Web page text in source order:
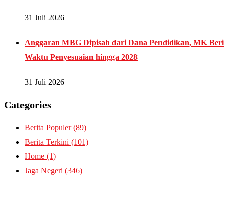
31 Juli 2026
Anggaran MBG Dipisah dari Dana Pendidikan, MK Beri
Waktu Penyesuaian hingga 2028
31 Juli 2026
Categories
Berita Populer(89)
Berita Terkini (101)
Home (1)
Jaga Negeri (346)